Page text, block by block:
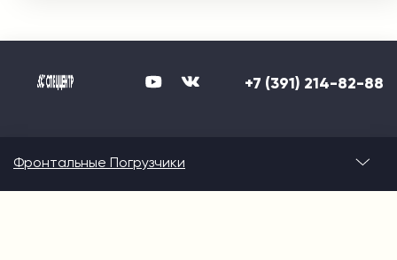
+7 (391) 214-82-88
Фронтальные Погрузчики